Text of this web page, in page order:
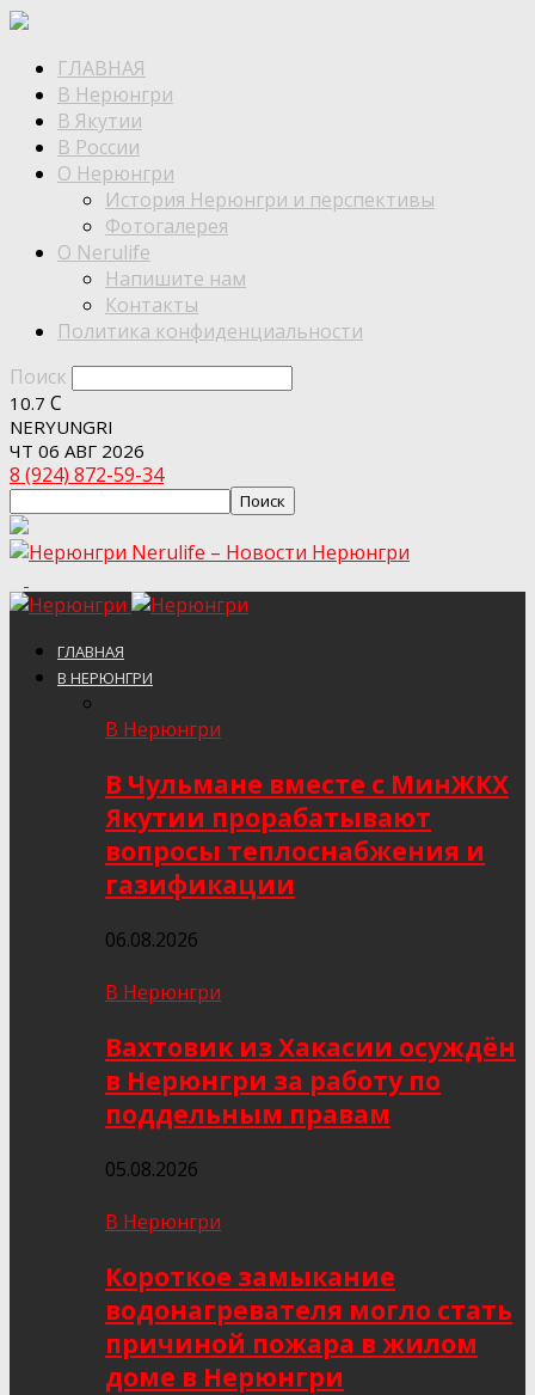
ГЛАВНАЯ
В Нерюнгри
В Якутии
В России
О Нерюнгри
История Нерюнгри и перспективы
Фотогалерея
О Nerulife
Напишите нам
Контакты
Политика конфиденциальности
Поиск
10.7 C
NERYUNGRI
ЧТ 06 АВГ 2026
8 (924) 872-59-34
Nerulife – Новости Нерюнгри
ГЛАВНАЯ
В НЕРЮНГРИ
В Нерюнгри
В Чульмане вместе с МинЖКХ
Якутии прорабатывают
вопросы теплоснабжения и
газификации
06.08.2026
В Нерюнгри
Вахтовик из Хакасии осуждён
в Нерюнгри за работу по
поддельным правам
05.08.2026
В Нерюнгри
Короткое замыкание
водонагревателя могло стать
причиной пожара в жилом
доме в Нерюнгри